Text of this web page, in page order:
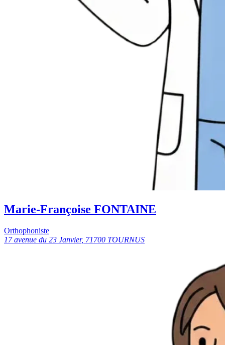
Marie-Françoise FONTAINE
Orthophoniste
17 avenue du 23 Janvier, 71700 TOURNUS